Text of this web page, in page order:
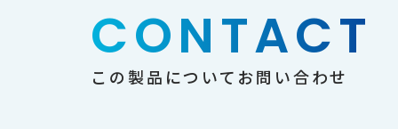
CONTACT
この製品についてお問い合わせ